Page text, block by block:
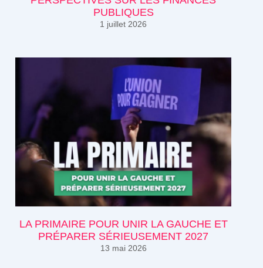
PUBLIQUES
1 juillet 2026
LA PRIMAIRE POUR UNIR LA GAUCHE ET
PRÉPARER SÉRIEUSEMENT 2027
13 mai 2026